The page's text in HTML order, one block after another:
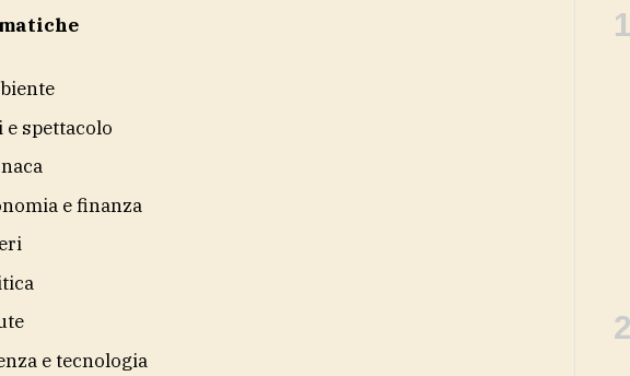
spettacolo
e finanza
e tecnologia